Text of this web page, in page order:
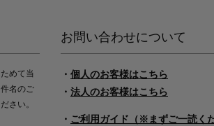
めて当
名のご
さい。
お問い合わせについて
・ 個人のお客様はこちら
・ 法人のお客様はこちら
・ ご利用ガイド（※まずご一読くだ